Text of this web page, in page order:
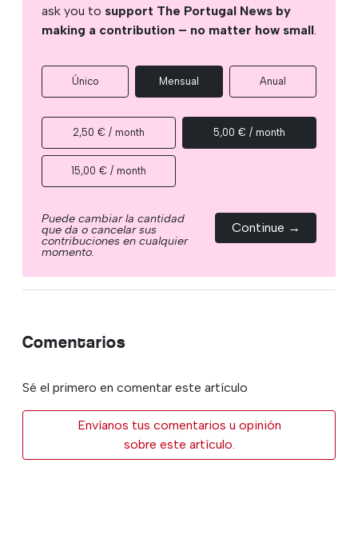
ask you to support The Portugal News by
making a contribution – no matter how small.
Único Mensual Anual
2,50 € / month 5,00 € / month
15,00 € / month
Puede cambiar la cantidad
que da o cancelar sus
contribuciones en cualquier
momento.
Continue →
Comentarios
Sé el primero en comentar este artículo
Envíanos tus comentarios u opinión
sobre este artículo.